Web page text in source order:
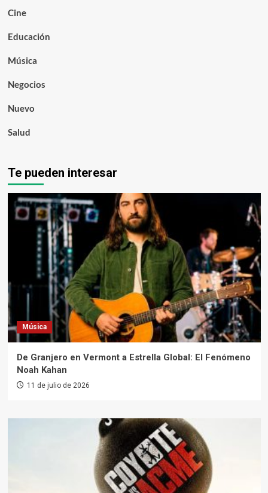
Cine
Educación
Música
Negocios
Nuevo
Salud
Te pueden interesar
Música
De Granjero en Vermont a Estrella Global: El Fenómeno
Noah Kahan
11 de julio de 2026